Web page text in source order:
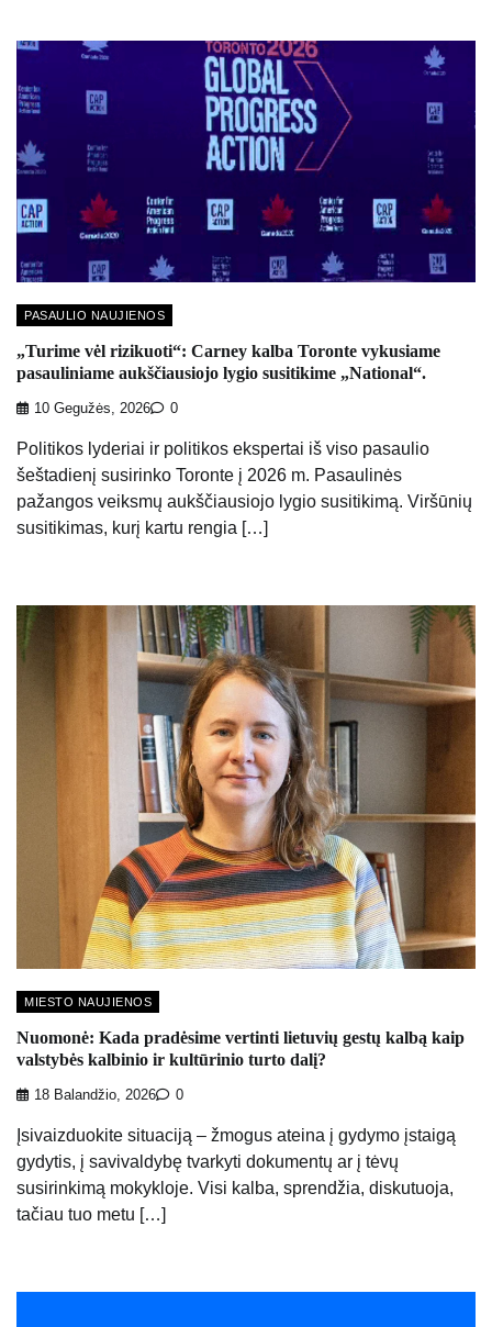
PASAULIO NAUJIENOS
„Turime vėl rizikuoti“: Carney kalba Toronte vykusiame
pasauliniame aukščiausiojo lygio susitikime „National“.
10 Gegužės, 2026 0
Politikos lyderiai ir politikos ekspertai iš viso pasaulio
šeštadienį susirinko Toronte į 2026 m. Pasaulinės
pažangos veiksmų aukščiausiojo lygio susitikimą. Viršūnių
susitikimas, kurį kartu rengia […]
MIESTO NAUJIENOS
Nuomonė: Kada pradėsime vertinti lietuvių gestų kalbą kaip
valstybės kalbinio ir kultūrinio turto dalį?
18 Balandžio, 2026 0
Įsivaizduokite situaciją – žmogus ateina į gydymo įstaigą
gydytis, į savivaldybę tvarkyti dokumentų ar į tėvų
susirinkimą mokykloje. Visi kalba, sprendžia, diskutuoja,
tačiau tuo metu […]